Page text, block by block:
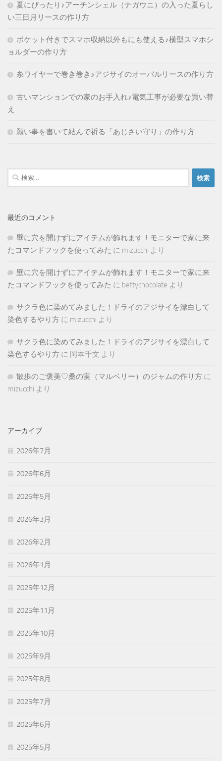
夏にぴったり♪アーチンシェル（ナガウニ）の入った夏らし
い三日月リースの作り方
ポケット付きでスマホ収納以外もにも使える♪横型スマホシ
ョルダーの作り方
糸ワイヤーで巻き巻き♪アジサイのオーバルリースの作り方
古いマンションでの家のお手入れ♪電気工事が必要な買い替
え
願い事を書いて結んで祈る「あじさい守り」の作り方
検
索:
最近のコメント
壁に穴を開けずにアイテムが飾れます！モニターで家に来
たコマンドフックを使ってみた に mizucchi より
壁に穴を開けずにアイテムが飾れます！モニターで家に来
たコマンドフックを使ってみた に bettychocolate より
サクラ色に染めてみました！ドライのアジサイを漂白して
染色するやり方 に mizucchi より
サクラ色に染めてみました！ドライのアジサイを漂白して
染色するやり方 に 岡本千文 より
散歩のご褒美♡桑の実（マルベリー）のジャムの作り方 に
mizucchi より
アーカイブ
2026年7月
2026年6月
2026年5月
2026年3月
2026年2月
2026年1月
2025年12月
2025年11月
2025年10月
2025年9月
2025年8月
2025年7月
2025年6月
2025年5月